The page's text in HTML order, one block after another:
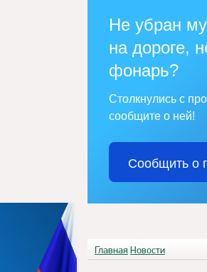
Не убран
на дороге,
фонарь?
Столкнулись с
сообщите о ней!
Сообщить о
Главная Новости